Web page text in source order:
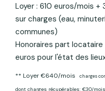
Loyer : 610 euros/mois
sur charges (eau,
communes)
Honoraires part locataire
euros pour l'état des
** Loyer €640/mois charges
dont charges récupérables: €30/mois